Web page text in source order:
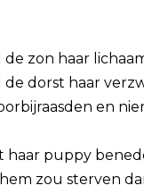
zon haar
dorst haar
en
haar puppy
zou sterven